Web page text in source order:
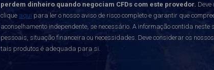
perdem dinheiro quando negociam CFDs com este provedor.
clique aqui para ler o nosso aviso de risco completo e garantir que
aconselhamento independente, se necessário. A informação contida
pessoais, situação financeira ou necessidades. Deve considerar os nossos
tais produtos é adequada para si.